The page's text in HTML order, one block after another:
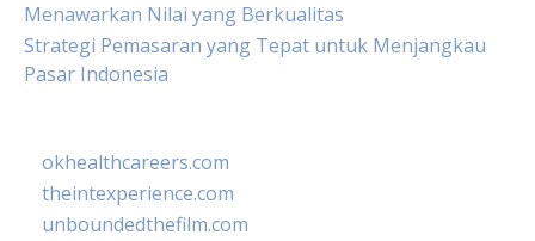
Menawarkan Nilai yang Berkualitas
Strategi Pemasaran yang Tepat untuk Menjangkau
Pasar Indonesia
okhealthcareers.com
theintexperience.com
unboundedthefilm.com